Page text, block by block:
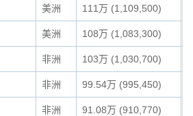
美洲 111万 (1,109,500)
美洲 108万 (1,083,300)
非洲 103万 (1,030,700)
非洲 99.54万 (995,450)
非洲 91.08万 (910,770)